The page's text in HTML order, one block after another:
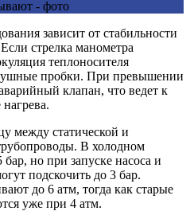
зависит от стабильности
стрелка манометра
теплоносителя
пробки. При превышении
клапан, что ведет к
между статической и
В холодном
но при запуске насоса и
подскочить до 3 бар.
до 6 атм, тогда как старые
уже при 4 атм.